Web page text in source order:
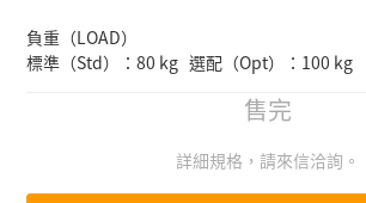
負重（LOAD）
標準（Std）：80 kg   選配（Opt）：100 kg
售完
詳細規格，請來信洽詢。